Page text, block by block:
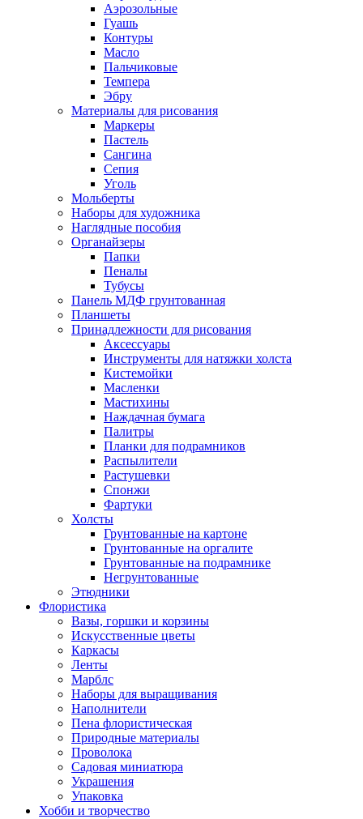
Аэрозольные
Гуашь
Контуры
Масло
Пальчиковые
Темпера
Эбру
Материалы для рисования
Маркеры
Пастель
Сангина
Сепия
Уголь
Мольберты
Наборы для художника
Наглядные пособия
Органайзеры
Папки
Пеналы
Тубусы
Панель МДФ грунтованная
Планшеты
Принадлежности для рисования
Аксессуары
Инструменты для натяжки холста
Кистемойки
Масленки
Мастихины
Наждачная бумага
Палитры
Планки для подрамников
Распылители
Растушевки
Спонжи
Фартуки
Холсты
Грунтованные на картоне
Грунтованные на оргалите
Грунтованные на подрамнике
Негрунтованные
Этюдники
Флористика
Вазы, горшки и корзины
Искусственные цветы
Каркасы
Ленты
Марблс
Наборы для выращивания
Наполнители
Пена флористическая
Природные материалы
Проволока
Садовая миниатюра
Украшения
Упаковка
Хобби и творчество